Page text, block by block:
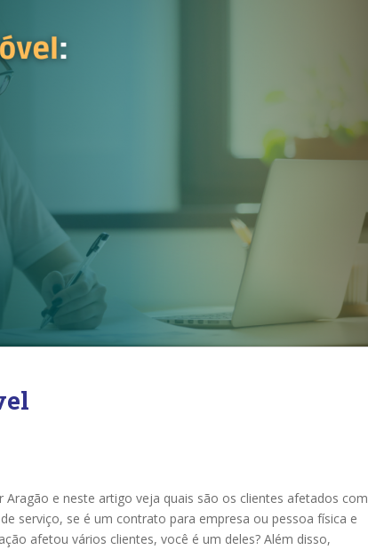
Aragão e neste artigo veja quais são os clientes afetados com
serviço, se é um contrato para empresa ou pessoa física e
afetou vários clientes, você é um deles? Além disso,